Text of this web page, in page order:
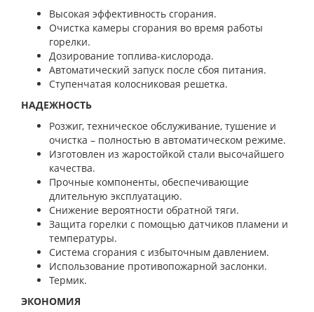
Высокая эффективность сгорания.
Очистка камеры сгорания во время работы
горелки.
Дозирование топлива-кислорода.
Автоматический запуск после сбоя питания.
Ступенчатая колосниковая решетка.
НАДЕЖНОСТЬ
Розжиг, техническое обслуживание, тушение и
очистка – полностью в автоматическом режиме.
Изготовлен из жаростойкой стали высочайшего
качества.
Прочные компоненты, обеспечивающие
длительную эксплуатацию.
Снижение вероятности обратной тяги.
Защита горелки с помощью датчиков пламени и
температуры.
Система сгорания с избыточным давлением.
Использование противопожарной заслонки.
Термик.
ЭКОНОМИЯ